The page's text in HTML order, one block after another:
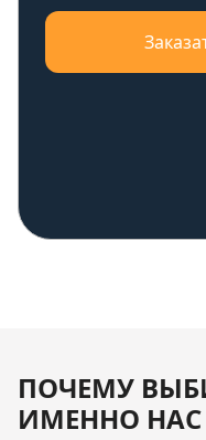
ПОЧЕМУ
ИМЕННО НАС